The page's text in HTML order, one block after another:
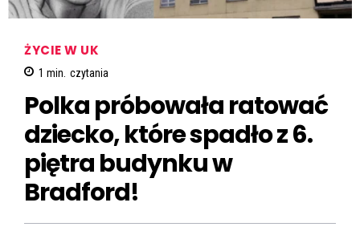
ŻYCIE W UK
1 min. czytania
Polka próbowała ratować
dziecko, które spadło z 6.
piętra budynku w
Bradford!